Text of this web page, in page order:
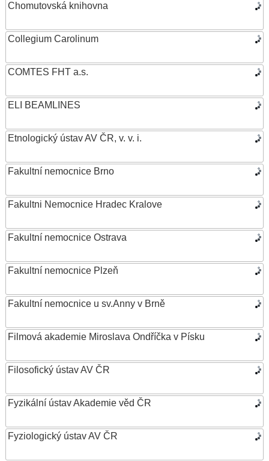
Chomutovská knihovna
Collegium Carolinum
COMTES FHT a.s.
ELI BEAMLINES
Etnologický ústav AV ČR, v. v. i.
Fakultní nemocnice Brno
Fakultni Nemocnice Hradec Kralove
Fakultní nemocnice Ostrava
Fakultní nemocnice Plzeň
Fakultní nemocnice u sv.Anny v Brně
Filmová akademie Miroslava Ondříčka v Písku
Filosofický ústav AV ČR
Fyzikální ústav Akademie věd ČR
Fyziologický ústav AV ČR